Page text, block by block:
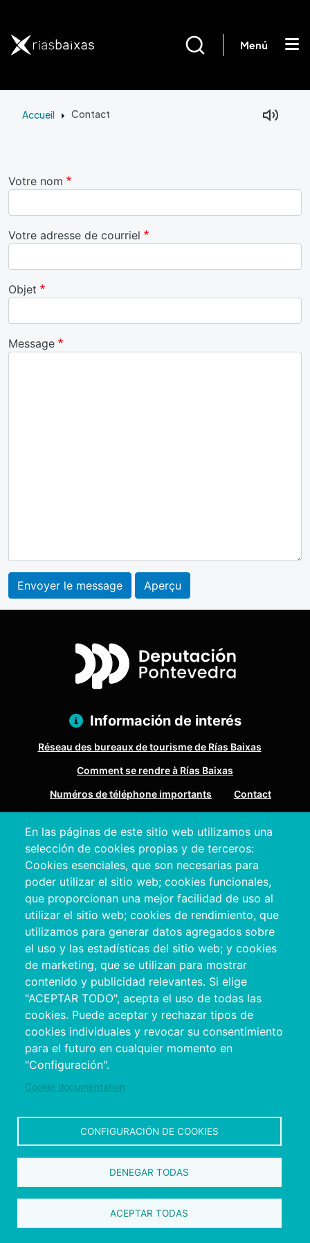
Menú
Accueil Contact
Votre nom
Votre adresse de courriel
Objet
Message
Envoyer le message Aperçu
En las páginas de este sitio web utilizamos una
selección de cookies propias y de terceros:
Cookies esenciales, que son necesarias para
poder utilizar el sitio web; cookies funcionales,
que proporcionan una mejor facilidad de uso al
utilizar el sitio web; cookies de rendimiento, que
utilizamos para generar datos agregados sobre
el uso y las estadísticas del sitio web; y cookies
de marketing, que se utilizan para mostrar
contenido y publicidad relevantes. Si elige
"ACEPTAR TODO", acepta el uso de todas las
cookies. Puede aceptar y rechazar tipos de
cookies individuales y revocar su consentimiento
para el futuro en cualquier momento en
"Configuración".
Cookie documentation
CONFIGURACIÓN DE COOKIES
DENEGAR TODAS
ACEPTAR TODAS
Información de interés
Réseau des bureaux de tourisme de Rías Baixas
Comment se rendre à Rías Baixas
Numéros de téléphone importants
Contact
Pazo Deputación Provincial. Avda. Montero Ríos, s/n - 36071
Pontevedra
+34 986 804 100 | +34 986 804 124
Copyright © 2026. Conseil provincial de
Pontevedra. Tous droits réservés